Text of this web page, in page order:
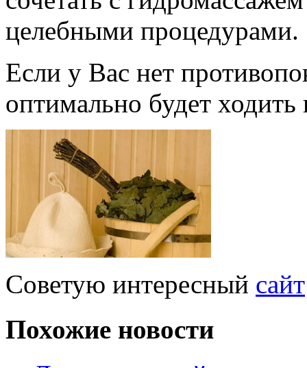
целебными процедурами.
Если у Вас нет
оптимально будет ходить
Советую интересный сайт
Похожие новости